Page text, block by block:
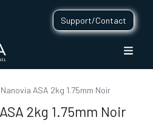
Support/Contact
ASA 2kg 1.75mm Noir
2kg 1.75mm Noir